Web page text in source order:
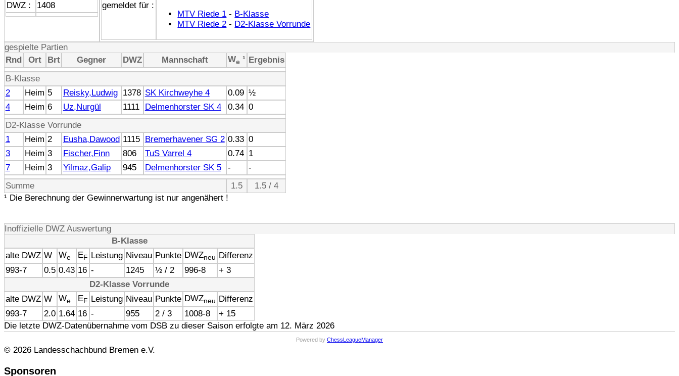
DWZ :
1408
gemeldet für :
MTV Riede 1 - B-Klasse
MTV Riede 2 - D2-Klasse Vorrunde
gespielte Partien
Rnd
Ort Brt Gegner DWZ Mannschaft We ¹ Ergebnis
B-Klasse
2
Heim 5 Reisky,Ludwig 1378 SK Kirchweyhe 4 0.09 ½
4
Heim 6 Uz,Nurgül 1111 Delmenhorster SK 4 0.34 0
D2-Klasse Vorrunde
1
Heim 2 Eusha,Dawood 1115 Bremerhavener SG 2 0.33 0
3
Heim 3 Fischer,Finn 806 TuS Varrel 4 0.74 1
7
Heim 3 Yilmaz,Galip 945 Delmenhorster SK 5 -
-
Summe
1.5
1.5 / 4
¹ Die Berechnung der Gewinnerwartung ist nur angenähert !
Inoffizielle DWZ Auswertung
B-Klasse
alte DWZ W We EF Leistung Niveau Punkte DWZneu
Differenz
993-7
0.5 0.43 16 - 1245 ½ / 2 996-8
+ 3
D2-Klasse Vorrunde
alte DWZ W We EF Leistung Niveau Punkte DWZneu
Differenz
993-7
2.0 1.64 16 - 955 2 / 3 1008-8
+ 15
Die letzte DWZ-Datenübernahme vom DSB zu dieser Saison erfolgte am 12. März 2026
Powered by ChessLeagueManager
© 2026 Landesschachbund Bremen e.V.
Sponsoren